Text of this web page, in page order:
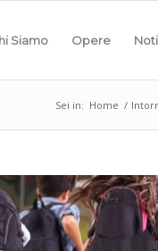
Siamo Opere
Sei in: Home /